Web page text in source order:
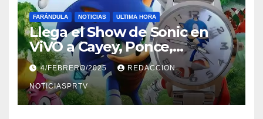
FARÁNDULA NOTICIAS ULTIMA HORA
Llega el Show de Sonic en
ViVO a Cayey, Ponce,
Barceloneta y Humacao,
Relojes gratis para el que
compre ahora….
4/FEBRERO/2025 REDACCION
NOTICIASPRTV